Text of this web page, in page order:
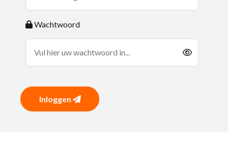
Wachtwoord
Inloggen